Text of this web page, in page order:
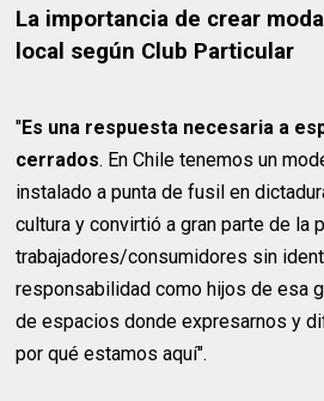
La importancia de crear
local según Club Particular
"Es una respuesta necesaria a
cerrados. En Chile tenemos un
instalado a punta de fusil en
cultura y convirtió a gran parte de la
trabajadores/consumidores sin
responsabilidad como hijos de esa
de espacios donde expresarnos y
por qué estamos aquí".